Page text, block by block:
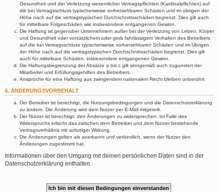
Gesundheit und der Verletzung wesentlicher Vertragspflichten (Kardinalpflichten) auf
die bei Vertragsschluss typischerweise vorhersehbaren Schäden und im übrigen der
Höhe nach auf die vertragstypischen Durchschnittsschäden begrenzt. Dies gilt auch
für mittelbare Folgeschäden wie insbesondere entgangenen Gewinn.
Die Haftung ist gegenüber Unternehmern außer bei der Verletzung von Leben, Körper
und Gesundheit oder vorsätzlichem oder grob fahrlässigem Verhalten des Betreibers
auf die bei Vertragsschluss typischerweise vorhersehbaren Schäden und im Übrigen
der Höhe nach auf die vertragstypischen Durchschnittsschäden begrenzt. Dies gilt
auch für mittelbare Schäden, insbesondere entgangenen Gewinn.
Die Haftungsbegrenzung der Absätze a bis c gilt sinngemäß auch zugunsten der
Mitarbeiter und Erfüllungsgehilfen des Betreibers.
Ansprüche für eine Haftung aus zwingendem nationalem Recht bleiben unberührt.
6. ÄNDERUNGSVORBEHALT
Der Betreiber ist berechtigt, die Nutzungsbedingungen und die Datenschutzerklärung
zu ändern. Die Änderung wird dem Nutzer per E-Mail mitgeteilt.
Der Nutzer ist berechtigt, den Änderungen zu widersprechen. Im Falle des
Widerspruchs erlischt das zwischen dem Betreiber und dem Nutzer bestehende
Vertragsverhältnis mit sofortiger Wirkung.
Die Änderungen gelten als anerkannt und verbindlich, wenn der Nutzer den
Änderungen zugestimmt hat.
Informationen über den Umgang mit deinen persönlichen Daten sind in der
Datenschutzerklärung enthalten.